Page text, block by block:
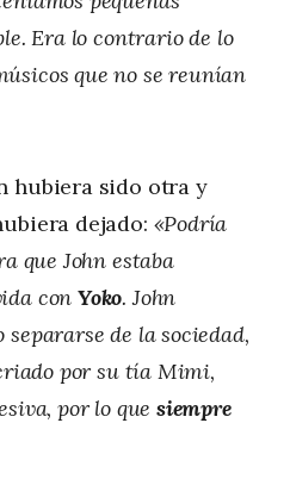
Era lo contrario de lo
que no se reunían
hubiera sido otra y
dejado: «Podría
que John estaba
con Yoko. John
de la sociedad,
por su tía Mimi,
por lo que siempre